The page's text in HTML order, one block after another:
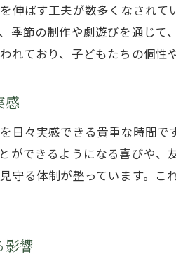
幼稚園の季
幼稚園生活
口コミで話題の
幼稚園生活
幼稚園の評
幼稚園で人
伸ばす工夫が数多くなされ
季節の制作や劇遊びを通じ
れており、子どもたちの個性
感
日々実感できる貴重な時間
ができるようになる喜びや
守る体制が整っています。
影響